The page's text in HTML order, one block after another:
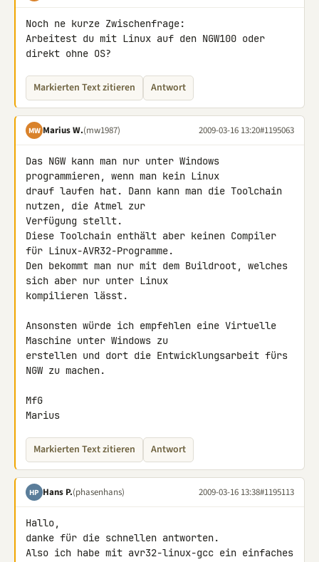
Noch ne kurze Zwischenfrage:
Arbeitest du mit Linux auf den NGW100 oder
direkt ohne OS?
Markierten Text zitieren Antwort
MW Marius W.(mw1987) 2009-03-16 13:20#1195063
Das NGW kann man nur unter Windows
programmieren, wenn man kein Linux
drauf laufen hat. Dann kann man die Toolchain
nutzen, die Atmel zur
Verfügung stellt.
Diese Toolchain enthält aber keinen Compiler
für Linux-AVR32-Programme.
Den bekommt man nur mit dem Buildroot, welches
sich aber nur unter Linux
kompilieren lässt.
Ansonsten würde ich empfehlen eine Virtuelle
Maschine unter Windows zu
erstellen und dort die Entwicklungsarbeit fürs
NGW zu machen.
MfG
Marius
Markierten Text zitieren Antwort
HP Hans P.(phasenhans) 2009-03-16 13:38#1195113
Hallo,
danke für die schnellen antworten.
Also ich habe mit avr32-linux-gcc ein einfaches